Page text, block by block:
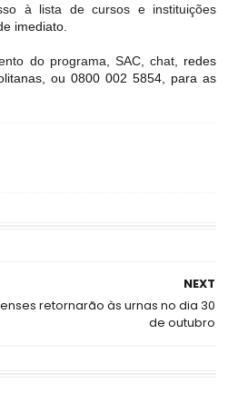
à lista de cursos e instituições
imediato.
do programa, SAC, chat, redes
ou 0800 002 5854, para as
NEXT
retornarão às urnas no dia 30
de outubro